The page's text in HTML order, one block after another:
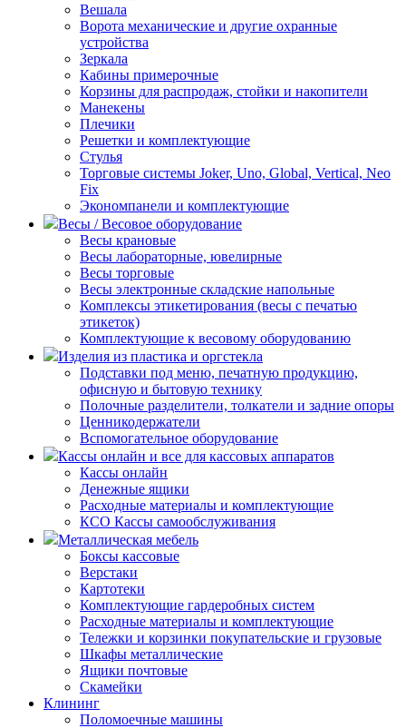
Вешала
Ворота механические и другие охранные
устройства
Зеркала
Кабины примерочные
Корзины для распродаж, стойки и накопители
Манекены
Плечики
Решетки и комплектующие
Стулья
Торговые системы Joker, Uno, Global, Vertical, Neo
Fix
Экономпанели и комплектующие
Весы / Весовое оборудование
Весы крановые
Весы лабораторные, ювелирные
Весы торговые
Весы электронные складские напольные
Комплексы этикетирования (весы с печатью
этикеток)
Комплектующие к весовому оборудованию
Изделия из пластика и оргстекла
Подставки под меню, печатную продукцию,
офисную и бытовую технику
Полочные разделители, толкатели и задние опоры
Ценникодержатели
Вспомогательное оборудование
Кассы онлайн и все для кассовых аппаратов
Кассы онлайн
Денежные ящики
Расходные материалы и комплектующие
КСО Кассы самообслуживания
Металлическая мебель
Боксы кассовые
Верстаки
Картотеки
Комплектующие гардеробных систем
Расходные материалы и комплектующие
Тележки и корзинки покупательские и грузовые
Шкафы металлические
Ящики почтовые
Скамейки
Клининг
Поломоечные машины